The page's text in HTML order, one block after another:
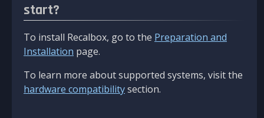
start?
To install Recalbox, go to the Preparation and
Installation page.
To learn more about supported systems, visit the
hardware compatibilitysection.